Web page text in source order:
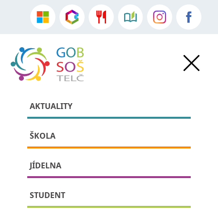
AKTUALITY
ŠKOLA
JÍDELNA
STUDENT
»Aktuality